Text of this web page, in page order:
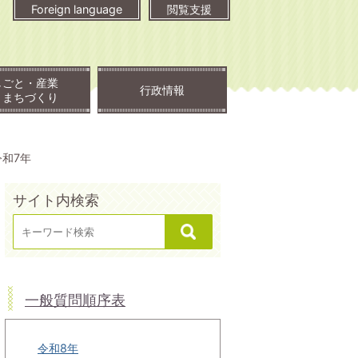
Foreign language 閲覧支援
ごと・産業
ちづくり
行政情報
和7年
サイト内検索
一般質問順序表
令和8年